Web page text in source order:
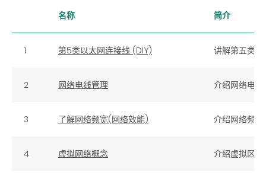
名称 简介
1 第5类以太网连接线 (DIY) 讲解第五类
2 网络电线管理 介绍网络电
3 了解网络频宽(网络效能) 介绍网络频
4 虚拟网络概念 介绍虚拟区